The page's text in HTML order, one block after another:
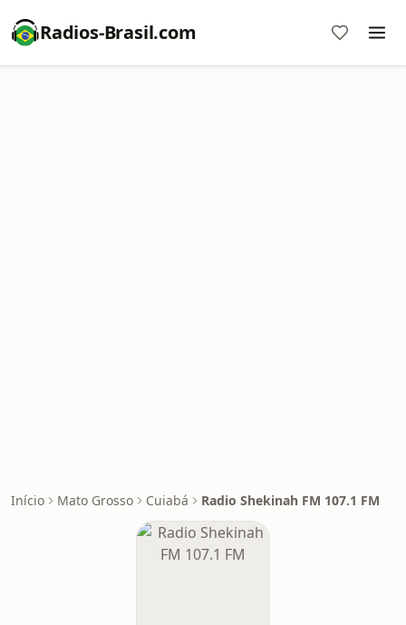
Radios-Brasil.com
Início Mato Grosso Cuiabá Radio Shekinah FM 107.1 FM